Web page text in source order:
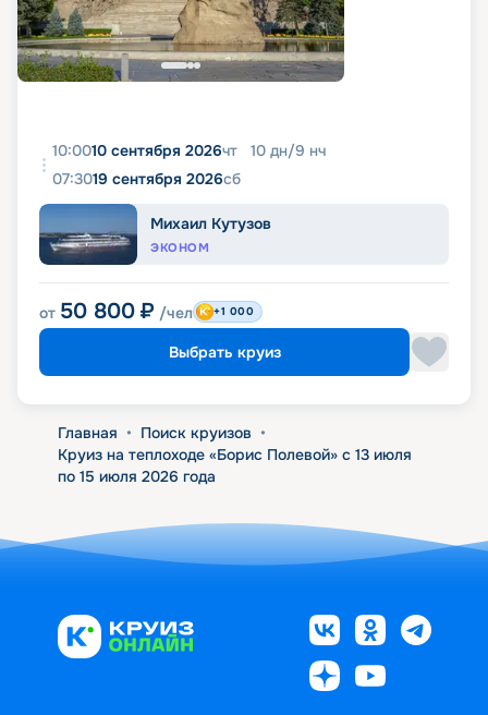
10:0010 сентября 2026чт 10 дн/9 нч
07:3019 сентября 2026сб
Михаил Кутузов
ЭКОНОМ
от 50 800 ₽ /чел +1 000
Выбрать круиз
Главная • Поиск круизов •
Круиз на теплоходе «Борис Полевой» с 13 июля
по 15 июля 2026 года